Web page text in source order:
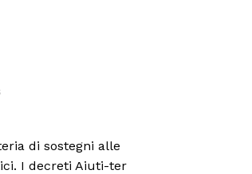
di sostegni alle
I decreti Aiuti-ter